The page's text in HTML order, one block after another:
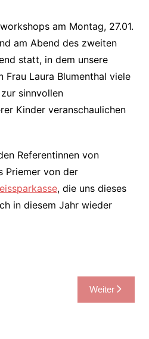
am Montag, 27.01.
am Abend des zweiten
statt, in dem unsere
Frau Laura Blumenthal viele
sinnvollen
Kinder veranschaulichen
Referentinnen von
Priemer von der
, die uns dieses
in diesem Jahr wieder
Weiter